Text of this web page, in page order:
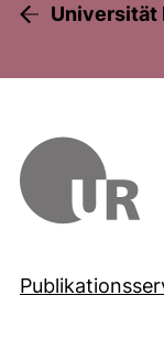
Universität